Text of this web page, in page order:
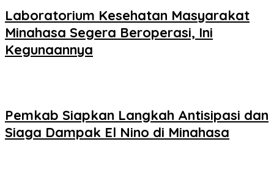
Laboratorium Kesehatan Masyarakat
Minahasa Segera Beroperasi, Ini
Kegunaannya
Pemkab Siapkan Langkah Antisipasi dan
Siaga Dampak El Nino di Minahasa